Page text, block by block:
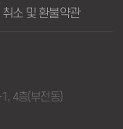
취소 및 환불약관
1, 4층(부전동)